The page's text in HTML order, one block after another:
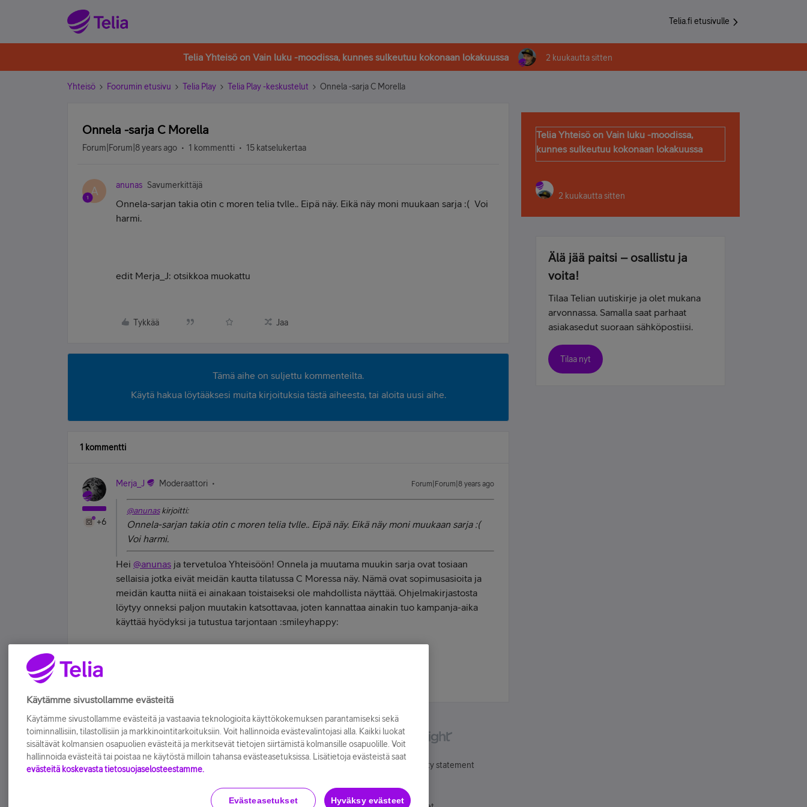
Telia.fi etusivulle
Telia Yhteisö on Vain luku -moodissa, kunnes sulkeutuu kokonaan lokakuussa 2 kuukautta sitten
Yhteisö Foorumin etusivu Telia Play Telia Play -keskustelut Onnela -sarja C Morella
Onnela -sarja C Morella
Forum|Forum|8 years ago 1 kommentti 15 katselukertaa
A anunas Savumerkittäjä
Onnela-sarjan takia otin c moren telia tvlle.. Eipä näy. Eikä näy moni muukaan sarja :( Voi
harmi.
edit Merja_J: otsikkoa muokattu
Tykkää Jaa
Tämä aihe on suljettu kommenteilta.
Käytä hakua löytääksesi muita kirjoituksia tästä aiheesta, tai aloita uusi aihe.
1 kommentti
+6
Merja_J Moderaattori Forum|Forum|8 years ago
@anunaskirjoitti:
Onnela-sarjan takia otin c moren telia tvlle.. Eipä näy. Eikä näy moni muukaan sarja :(
Voi harmi.
Hei @anunas ja tervetuloa Yhteisöön! Onnela ja muutama muukin sarja ovat tosiaan
sellaisia jotka eivät meidän kautta tilatussa C Moressa näy. Nämä ovat sopimusasioita ja
meidän kautta niitä ei ainakaan toistaiseksi ole mahdollista näyttää. Ohjelmakirjastosta
löytyy onneksi paljon muutakin katsottavaa, joten kannattaa ainakin tuo kampanja-aika
käyttää hyödyksi ja tutustua tarjontaan :smileyhappy:
Telia Yhteisö on Vain luku -moodissa,
kunnes sulkeutuu kokonaan lokakuussa
2 kuukautta sitten
Älä jää paitsi – osallistu ja
voita!
Tilaa Telian uutiskirje ja olet mukana
arvonnassa. Samalla saat parhaat
asiakasedut suoraan sähköpostiisi.
Tilaa nyt
Accessibility statement
Käytämme sivustollamme evästeitä
Käytämme sivustollamme evästeitä ja vastaavia teknologioita käyttökokemuksen parantamiseksi sekä
toiminnallisiin, tilastollisiin ja markkinointitarkoituksiin. Voit hallinnoida evästevalintojasi alla. Kaikki luokat
sisältävät kolmansien osapuolien evästeitä ja merkitsevät tietojen siirtämistä kolmansille osapuolille. Voit
hallinnoida evästeitä tai poistaa ne käytöstä milloin tahansa evästeasetuksissa. Lisätietoja evästeistä saat
evästeitä koskevasta tietosuojaselosteestamme.
Evästeasetukset Hyväksy evästeet